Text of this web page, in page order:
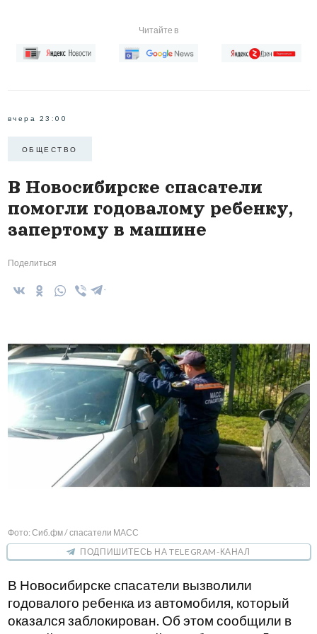
Читайте в
вчера 23:00
ОБЩЕСТВО
В Новосибирске спасатели
помогли годовалому ребенку,
запертому в машине
Поделиться
Фото: Сиб.фм / спасатели МАСС
ПОДПИШИТЕСЬ НА TELEGRAM-КАНАЛ
В Новосибирске спасатели вызволили
годовалого ребенка из автомобиля, который
оказался заблокирован. Об этом сообщили в